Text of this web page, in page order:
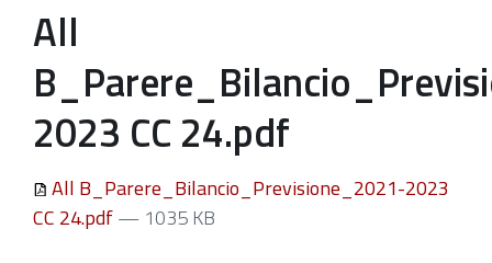
All
2023 CC 24.pdf
All B_Parere_Bilancio_Previsione_2021-2023
CC 24.pdf— 1035 KB